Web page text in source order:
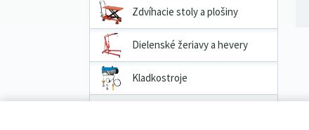
Zdvíhacie stoly a plošiny
Dielenské žeriavy a hevery
Kladkostroje